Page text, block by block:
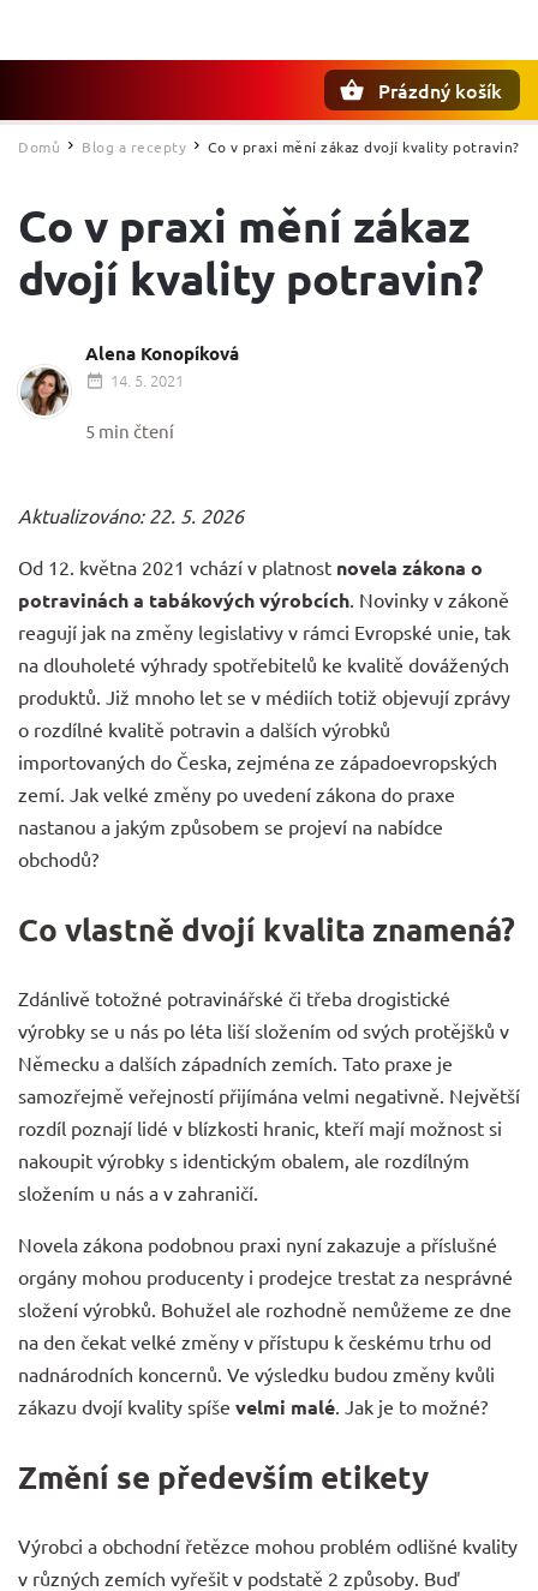
Prázdný košík
Domů / Blog a recepty / Co v praxi mění zákaz dvojí kvality potravin?
Co v praxi mění zákaz
dvojí kvality potravin?
Alena Konopíková
14. 5. 2021
5 min čtení
Aktualizováno: 22. 5. 2026
Od 12. května 2021 vchází v platnost novela zákona o
potravinách a tabákových výrobcích. Novinky v zákoně
reagují jak na změny legislativy v rámci Evropské unie, tak
na dlouholeté výhrady spotřebitelů ke kvalitě dovážených
produktů. Již mnoho let se v médiích totiž objevují zprávy
o rozdílné kvalitě potravin a dalších výrobků
importovaných do Česka, zejména ze západoevropských
zemí. Jak velké změny po uvedení zákona do praxe
nastanou a jakým způsobem se projeví na nabídce
obchodů?
Co vlastně dvojí kvalita znamená?
Zdánlivě totožné potravinářské či třeba drogistické
výrobky se u nás po léta liší složením od svých protějšků v
Německu a dalších západních zemích. Tato praxe je
samozřejmě veřejností přijímána velmi negativně. Největší
rozdíl poznají lidé v blízkosti hranic, kteří mají možnost si
nakoupit výrobky s identickým obalem, ale rozdílným
složením u nás a v zahraničí.
Novela zákona podobnou praxi nyní zakazuje a příslušné
orgány mohou producenty i prodejce trestat za nesprávné
složení výrobků. Bohužel ale rozhodně nemůžeme ze dne
na den čekat velké změny v přístupu k českému trhu od
nadnárodních koncernů. Ve výsledku budou změny kvůli
zákazu dvojí kvality spíše velmi malé. Jak je to možné?
Změní se především etikety
Výrobci a obchodní řetězce mohou problém odlišné kvality
v různých zemích vyřešit v podstatě 2 způsoby. Buď